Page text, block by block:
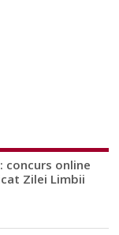
concurs online
Zilei Limbii